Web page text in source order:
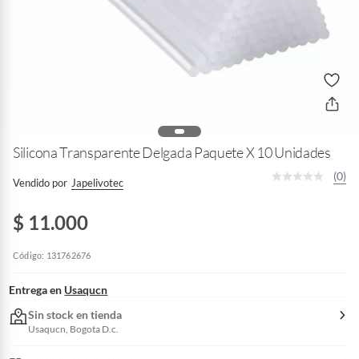
Silicona Transparente Delgada Paquete X 10 Unidades
Vendido por Japelivotec
(0)
$ 11.000
Código: 131762676
Entrega en Usaqucn
Sin stock en tienda
Usaqucn, Bogota D.c.